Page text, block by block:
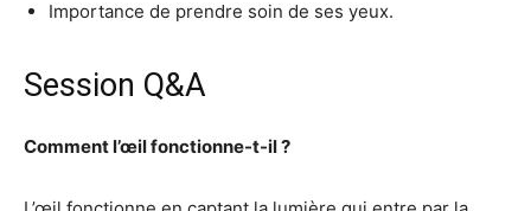
Importance de prendre soin de ses yeux.
Session Q&A
Comment l’œil fonctionne-t-il ?